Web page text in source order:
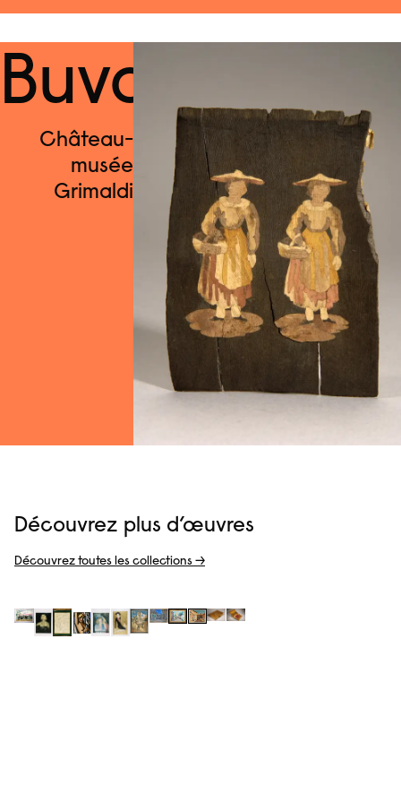
contenu
Buvard
Château-
musée
Grimaldi
Découvrez plus d’œuvres
Découvrez toutes les collections →